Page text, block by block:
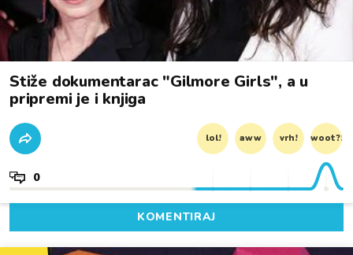
Stiže dokumentarac "Gilmore Girls", a u
pripremi je i knjiga
lol! aww vrh! woot?!
0
KOMENTIRAJ